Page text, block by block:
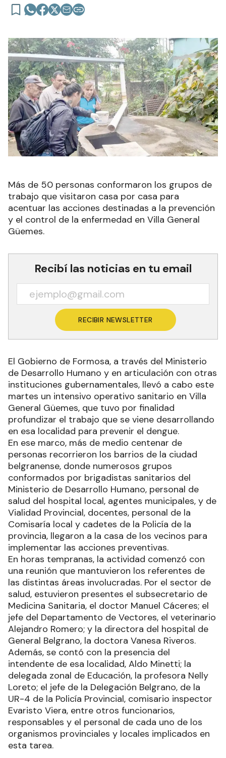
Más de 50 personas conformaron los grupos de
trabajo que visitaron casa por casa para
acentuar las acciones destinadas a la prevención
y el control de la enfermedad en Villa General
Güemes.
Recibí las noticias en tu email
RECIBIR NEWSLETTER
El Gobierno de Formosa, a través del Ministerio
de Desarrollo Humano y en articulación con otras
instituciones gubernamentales, llevó a cabo este
martes un intensivo operativo sanitario en Villa
General Güemes, que tuvo por finalidad
profundizar el trabajo que se viene desarrollando
en esa localidad para prevenir el dengue.
En ese marco, más de medio centenar de
personas recorrieron los barrios de la ciudad
belgranense, donde numerosos grupos
conformados por brigadistas sanitarios del
Ministerio de Desarrollo Humano, personal de
salud del hospital local, agentes municipales, y de
Vialidad Provincial, docentes, personal de la
Comisaría local y cadetes de la Policía de la
provincia, llegaron a la casa de los vecinos para
implementar las acciones preventivas.
En horas tempranas, la actividad comenzó con
una reunión que mantuvieron los referentes de
las distintas áreas involucradas. Por el sector de
salud, estuvieron presentes el subsecretario de
Medicina Sanitaria, el doctor Manuel Cáceres; el
jefe del Departamento de Vectores, el veterinario
Alejandro Romero; y la directora del hospital de
General Belgrano, la doctora Vanesa Riveros.
Además, se contó con la presencia del
intendente de esa localidad, Aldo Minetti; la
delegada zonal de Educación, la profesora Nelly
Loreto; el jefe de la Delegación Belgrano, de la
UR-4 de la Policía Provincial, comisario inspector
Evaristo Viera, entre otros funcionarios,
responsables y el personal de cada uno de los
organismos provinciales y locales implicados en
esta tarea.